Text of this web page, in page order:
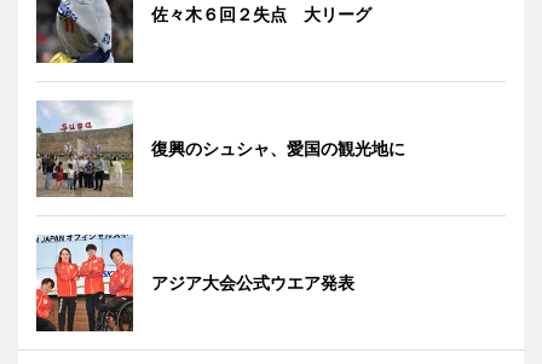
佐々木６回２失点 大リーグ
復興のシュシャ、愛国の観光地に
アジア大会公式ウエア発表